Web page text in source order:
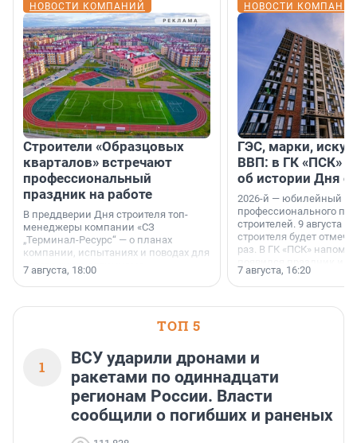
НОВОСТИ КОМПАНИЙ
Строители «Образцовых
кварталов» встречают
профессиональный
праздник на работе
В преддверии Дня строителя топ-
менеджеры компании «СЗ
„Терминал-Ресурс“ — о планах
компании, испытаниях и поводах для
осторожного оптимизма.
7 августа, 18:00
НОВОСТИ
ГЭС, марки,
ВВП: в ГК «ПСК»
об истории Дня
2026-й — юбилейный
профессионального
строителей. 9 августа
строителя будет
раз. В ГК «ПСК»
поменялась роль
7 августа, 16:20
ТОП 5
1
ВСУ ударили дронами и
ракетами по одиннадцати
регионам России. Власти
сообщили о погибших и раненых